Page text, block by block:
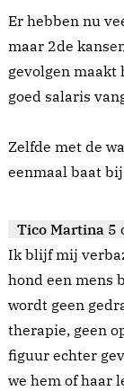
Er hebben nu
maar 2de
gevolgen maakt
goed salaris
Zelfde met de
eenmaal baat
Tico Martina 5
Ik blijf mij
hond een mens
wordt geen
therapie, geen
figuur echter
we hem of haar